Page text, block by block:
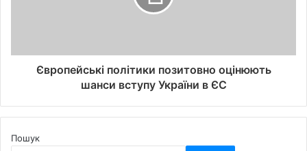
Європейські політики позитовно оцінюють
шанси вступу України в ЄС
Пошук